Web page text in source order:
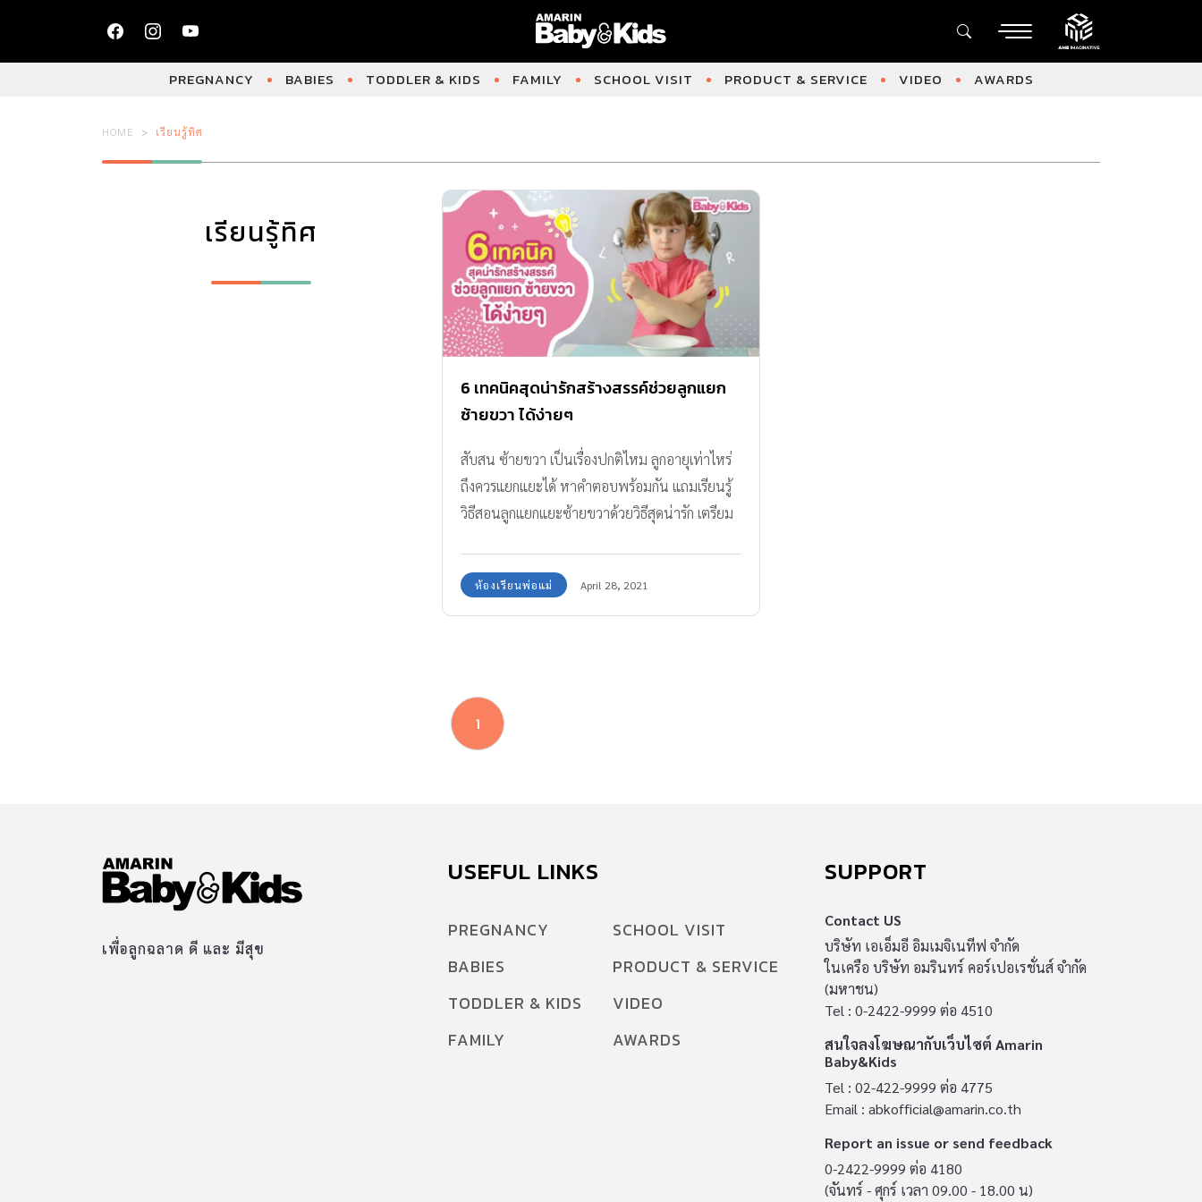
PREGNANCY BABIES TODDLER & KIDS FAMILY SCHOOL VISIT PRODUCT & SERVICE VIDEO AWARDS
HOME เรียนรู้ทิศ
เรียนรู้ทิศ
6 เทคนิคสุดน่ารักสร้างสรรค์ช่วยลูกแยก
ซ้ายขวา ได้ง่ายๆ
สับสน ซ้ายขวา เป็นเรื่องปกติไหม ลูกอายุเท่าไหร่
ถึงควรแยกแยะได้ หาคำตอบพร้อมกัน แถมเรียนรู้
วิธีสอนลูกแยกแยะซ้ายขวาด้วยวิธีสุดน่ารัก เตรียม
ห้องเรียนพ่อแม่ April 28, 2021
1
เพื่อลูกฉลาด ดี และ มีสุข
USEFUL LINKS
PREGNANCY
BABIES
TODDLER & KIDS
FAMILY
SCHOOL VISIT
PRODUCT & SERVICE
VIDEO
AWARDS
SUPPORT
Contact US
บริษัท เอเอ็มอี อิมเมจิเนทีฟ จำกัด
ในเครือ บริษัท อมรินทร์ คอร์เปอเรชั่นส์ จำกัด
(มหาชน)
Tel : 0-2422-9999 ต่อ 4510
สนใจลงโฆษณากับเว็บไซต์ Amarin
Baby&Kids
Tel : 02-422-9999 ต่อ 4775
Email : abkofficial@amarin.co.th
Report an issue or send feedback
0-2422-9999 ต่อ 4180
(จันทร์ - ศุกร์ เวลา 09.00 - 18.00 น)